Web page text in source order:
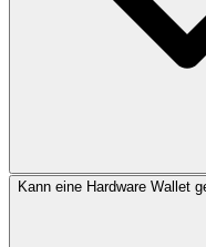
Kann eine Hardware Wallet